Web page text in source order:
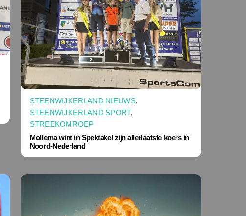
STEENWIJKERLAND NIEUWS,
STEENWIJKERLAND SPORT,
STREEKOMROEP
Mollema wint in Spektakel zijn allerlaatste koers in
Noord-Nederland